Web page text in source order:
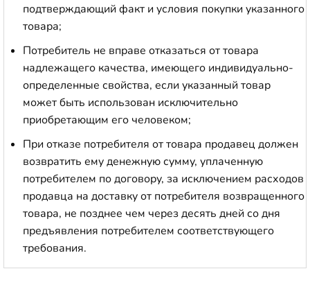
подтверждающий факт и условия покупки указанного
товара;
Потребитель не вправе отказаться от товара
надлежащего качества, имеющего индивидуально-
определенные свойства, если указанный товар
может быть использован исключительно
приобретающим его человеком;
При отказе потребителя от товара продавец должен
возвратить ему денежную сумму, уплаченную
потребителем по договору, за исключением расходов
продавца на доставку от потребителя возвращенного
товара, не позднее чем через десять дней со дня
предъявления потребителем соответствующего
требования.